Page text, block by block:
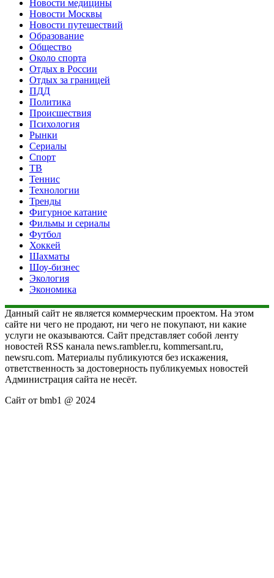
Новости медицины
Новости Москвы
Новости путешествий
Образование
Общество
Около спорта
Отдых в России
Отдых за границей
ПДД
Политика
Происшествия
Психология
Рынки
Сериалы
Спорт
ТВ
Теннис
Технологии
Тренды
Фигурное катание
Фильмы и сериалы
Футбол
Хоккей
Шахматы
Шоу-бизнес
Экология
Экономика
Данный сайт не является коммерческим проектом. На этом
сайте ни чего не продают, ни чего не покупают, ни какие
услуги не оказываются. Сайт представляет собой ленту
новостей RSS канала news.rambler.ru, kommersant.ru,
newsru.com. Материалы публикуются без искажения,
ответственность за достоверность публикуемых новостей
Администрация сайта не несёт.
Сайт от bmb1 @ 2024